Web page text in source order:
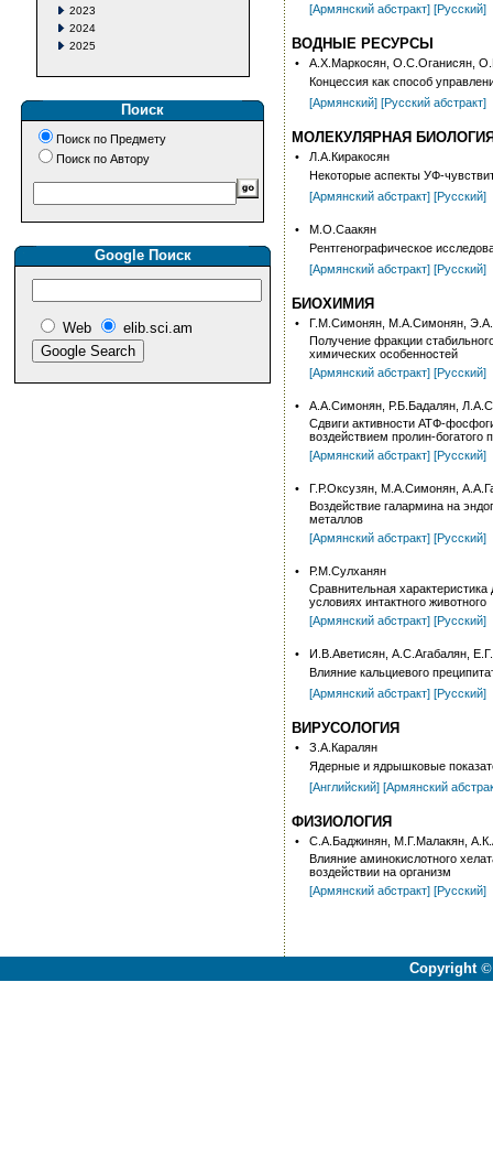
2023
2024
2025
Поиск
Поиск по Предмету
Поиск по Автору
Google Поиск
Web elib.sci.am
[Армянский абстракт] [Русский]
ВОДНЫЕ РЕСУРСЫ
•
А.Х.Маркосян, О.С.Оганисян,
Концессия как способ
[Армянский] [Русский абстракт]
МОЛЕКУЛЯРНАЯ
•
Л.А.Киракосян
Некоторые аспекты УФ-
[Армянский абстракт] [Русский]
•
М.О.Саакян
Рентгенографическое
[Армянский абстракт] [Русский]
БИОХИМИЯ
•
Г.М.Симонян, М.А.Симонян,
Получение фракции
химических особенностей
[Армянский абстракт] [Русский]
•
А.А.Симонян, Р.Б.Бадалян,
Сдвиги активности АТФ-
воздействием пролин-богатого
[Армянский абстракт] [Русский]
•
Г.Р.Оксузян, М.А.Симонян,
Воздействие галармина на
металлов
[Армянский абстракт] [Русский]
•
Р.М.Сулханян
Сравнительная
условиях интактного животного
[Армянский абстракт] [Русский]
•
И.В.Аветисян, А.С.Агабалян,
Влияние кальциевого
[Армянский абстракт] [Русский]
ВИРУСОЛОГИЯ
•
З.А.Каралян
Ядерные и ядрышковые
[Английский] [Армянский
ФИЗИОЛОГИЯ
•
С.А.Баджинян, М.Г.Малакян,
Влияние аминокислотного
воздействии на организм
[Армянский абстракт] [Русский]
Copyright ©